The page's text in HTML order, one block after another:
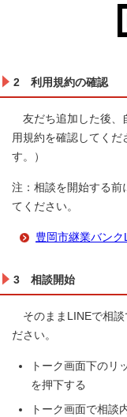
2 利用規約の確認
友だち追加した後、
用規約を確認してくだ
す。）
注：相談を開始する前
てください。
豊岡市継業バン
3 相談開始
そのままLINEで相談
ださい。
トーク画面下のリ
を押下する
トーク画面で相談